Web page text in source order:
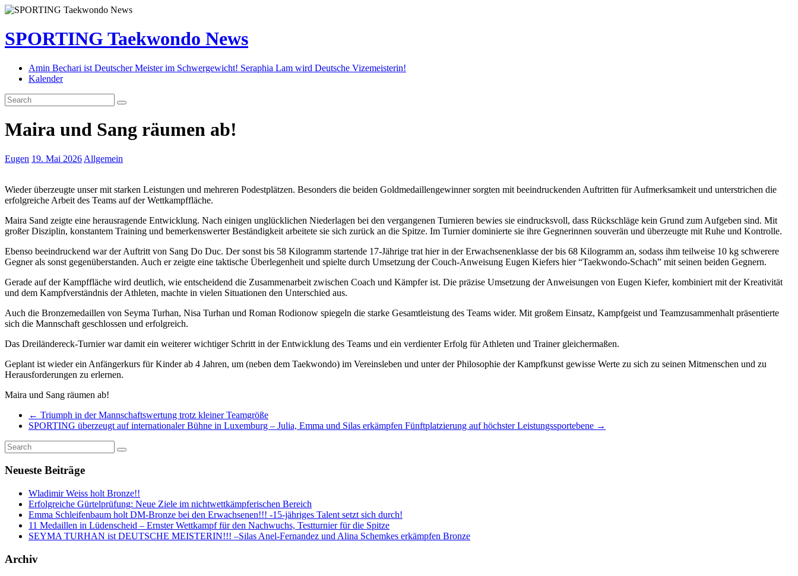
SPORTING Taekwondo News
Amin Bechari ist Deutscher Meister im Schwergewicht! Seraphia Lam wird Deutsche Vizemeisterin!
Kalender
Maira und Sang räumen ab!
Eugen 19. Mai 2026 Allgemein
Wieder überzeugte unser mit starken Leistungen und mehreren Podestplätzen. Besonders die beiden Goldmedaillengewinner sorgten mit beeindruckenden Auftritten für Aufmerksamkeit und unterstrichen die
erfolgreiche Arbeit des Teams auf der Wettkampffläche.
Maira Sand zeigte eine herausragende Entwicklung. Nach einigen unglücklichen Niederlagen bei den vergangenen Turnieren bewies sie eindrucksvoll, dass Rückschläge kein Grund zum Aufgeben sind. Mit
großer Disziplin, konstantem Training und bemerkenswerter Beständigkeit arbeitete sie sich zurück an die Spitze. Im Turnier dominierte sie ihre Gegnerinnen souverän und überzeugte mit Ruhe und Kontrolle.
Ebenso beeindruckend war der Auftritt von Sang Do Duc. Der sonst bis 58 Kilogramm startende 17-Jährige trat hier in der Erwachsenenklasse der bis 68 Kilogramm an, sodass ihm teilweise 10 kg schwerere
Gegner als sonst gegenüberstanden. Auch er zeigte eine taktische Überlegenheit und spielte durch Umsetzung der Couch-Anweisung Eugen Kiefers hier “Taekwondo-Schach” mit seinen beiden Gegnern.
Gerade auf der Kampffläche wird deutlich, wie entscheidend die Zusammenarbeit zwischen Coach und Kämpfer ist. Die präzise Umsetzung der Anweisungen von Eugen Kiefer, kombiniert mit der Kreativität
und dem Kampfverständnis der Athleten, machte in vielen Situationen den Unterschied aus.
Auch die Bronzemedaillen von Seyma Turhan, Nisa Turhan und Roman Rodionow spiegeln die starke Gesamtleistung des Teams wider. Mit großem Einsatz, Kampfgeist und Teamzusammenhalt präsentierte
sich die Mannschaft geschlossen und erfolgreich.
Das Dreiländereck-Turnier war damit ein weiterer wichtiger Schritt in der Entwicklung des Teams und ein verdienter Erfolg für Athleten und Trainer gleichermaßen.
Geplant ist wieder ein Anfängerkurs für Kinder ab 4 Jahren, um (neben dem Taekwondo) im Vereinsleben und unter der Philosophie der Kampfkunst gewisse Werte zu sich zu seinen Mitmenschen und zu
Herausforderungen zu erlernen.
Maira und Sang räumen ab!
← Triumph in der Mannschaftswertung trotz kleiner Teamgröße
SPORTING überzeugt auf internationaler Bühne in Luxemburg – Julia, Emma und Silas erkämpfen Fünftplatzierung auf höchster Leistungssportebene →
Neueste Beiträge
Wladimir Weiss holt Bronze!!
Erfolgreiche Gürtelprüfung: Neue Ziele im nichtwettkämpferischen Bereich
Emma Schleifenbaum holt DM-Bronze bei den Erwachsenen!!! -15-jähriges Talent setzt sich durch!
11 Medaillen in Lüdenscheid – Ernster Wettkampf für den Nachwuchs, Testturnier für die Spitze
SEYMA TURHAN ist DEUTSCHE MEISTERIN!!! –Silas Anel-Fernandez und Alina Schemkes erkämpfen Bronze
Archiv